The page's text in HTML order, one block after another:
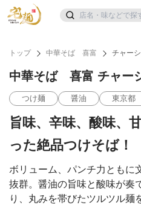
トップ 中華そば 喜富 チャー
中華そば 喜富 チャー
つけ麺 醤油 東京都
旨味、辛味、酸味、
った絶品つけそば！
ボリューム、パンチ力ともに
抜群。醤油の旨味と酸味が奏
り、丸みを帯びたツルツル麺